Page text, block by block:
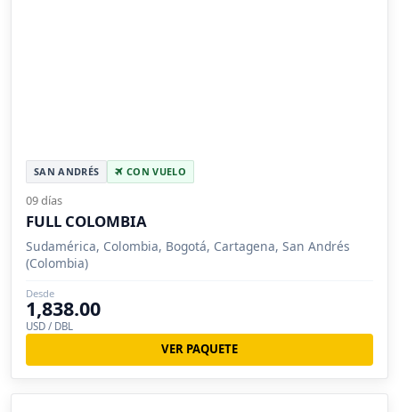
SAN ANDRÉS CON VUELO
09 días
FULL COLOMBIA
Sudamérica, Colombia, Bogotá, Cartagena, San Andrés
(Colombia)
Desde
1,838.00
USD / DBL
VER PAQUETE